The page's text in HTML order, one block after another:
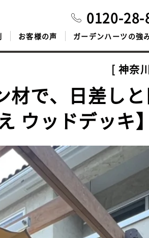
0120-28-
お客様の声 ガーデンハーツの強
神奈
材で、日差し
ウッドデッキ】